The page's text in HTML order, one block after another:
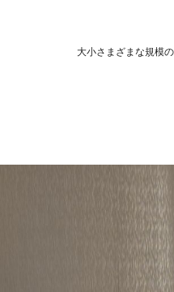
大小さまざまな規模